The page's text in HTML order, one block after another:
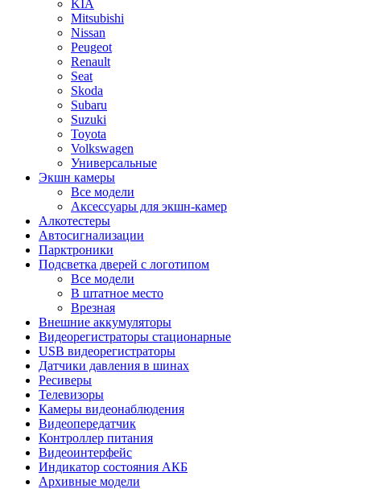
KIA
Mitsubishi
Nissan
Peugeot
Renault
Seat
Skoda
Subaru
Suzuki
Toyota
Volkswagen
Универсальные
Экшн камеры
Все модели
Аксессуары для экшн-камер
Алкотестеры
Автосигнализации
Парктроники
Подсветка дверей с логотипом
Все модели
В штатное место
Врезная
Внешние аккумуляторы
Видеорегистраторы стационарные
USB видеорегистраторы
Датчики давления в шинах
Ресиверы
Телевизоры
Камеры видеонаблюдения
Видеопередатчик
Контроллер питания
Видеоинтерфейс
Индикатор состояния АКБ
Архивные модели